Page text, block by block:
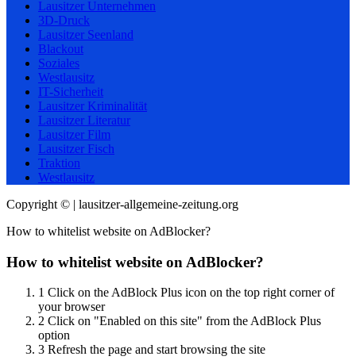
Lausitzer Unternehmen
3D-Druck
Lausitzer Seenland
Blackout
Soziales
Westlausitz
IT-Sicherheit
Lausitzer Kriminalität
Lausitzer Literatur
Lausitzer Film
Lausitzer Fisch
Traktion
Westlausitz
Copyright © | lausitzer-allgemeine-zeitung.org
How to whitelist website on AdBlocker?
How to whitelist website on AdBlocker?
1 Click on the AdBlock Plus icon on the top right corner of
your browser
2 Click on "Enabled on this site" from the AdBlock Plus
option
3 Refresh the page and start browsing the site